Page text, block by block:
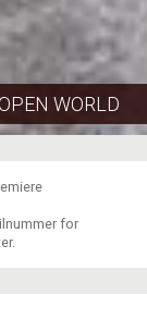
WORLD
for